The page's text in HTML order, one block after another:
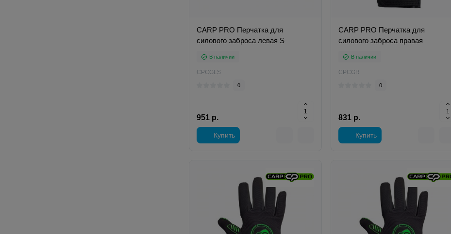
CARP PRO Перчатка для
силового заброса левая S
В наличии
CPCGLS
0
951 р.
Купить
CARP PRO Перчатка для
силового заброса правая
В наличии
CPCGR
0
831 р.
Купить